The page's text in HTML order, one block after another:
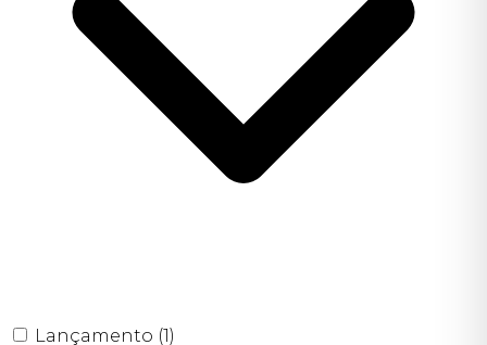
Lançamento (1)